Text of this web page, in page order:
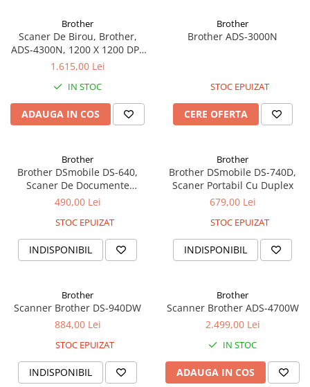
Perforatoare
Hârtie / Produse din hârtie
Bloc Notes
Carton Color
Cuburi din Hârtie / Notițe Adezive
Hârtie Color
Hârtie Foto
Registre / Repertoare
Tipizate
Instrumente de scris
Stilouri
Rollere
Brother
Scaner De Birou, Brother,
ADS-4300N, 1200 X 1200 DPI,
A4, 300 X 216 X 191mm, 2.6kg,
1.615,00 Lei
IN STOC
ADAUGA IN COS
Brother
Brother ADS-3000N
STOC EPUIZAT
CERE OFERTA
Brother
Brother DSmobile DS-640,
Scaner De Documente
Portabil
490,00 Lei
STOC EPUIZAT
INDISPONIBIL
Brother
Brother DSmobile DS-740D,
Scaner Portabil Cu Duplex
679,00 Lei
STOC EPUIZAT
INDISPONIBIL
Brother
Scanner Brother DS-940DW
884,00 Lei
STOC EPUIZAT
INDISPONIBIL
Brother
Scanner Brother ADS-4700W
2.499,00 Lei
IN STOC
ADAUGA IN COS